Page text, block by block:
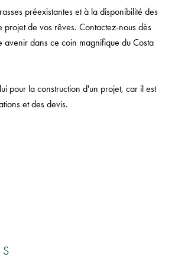
préexistantes et à la disponibilité des
de vos rêves. Contactez-nous dès
dans ce coin magnifique du Costa
pour la construction d'un projet, car il est
et des devis.